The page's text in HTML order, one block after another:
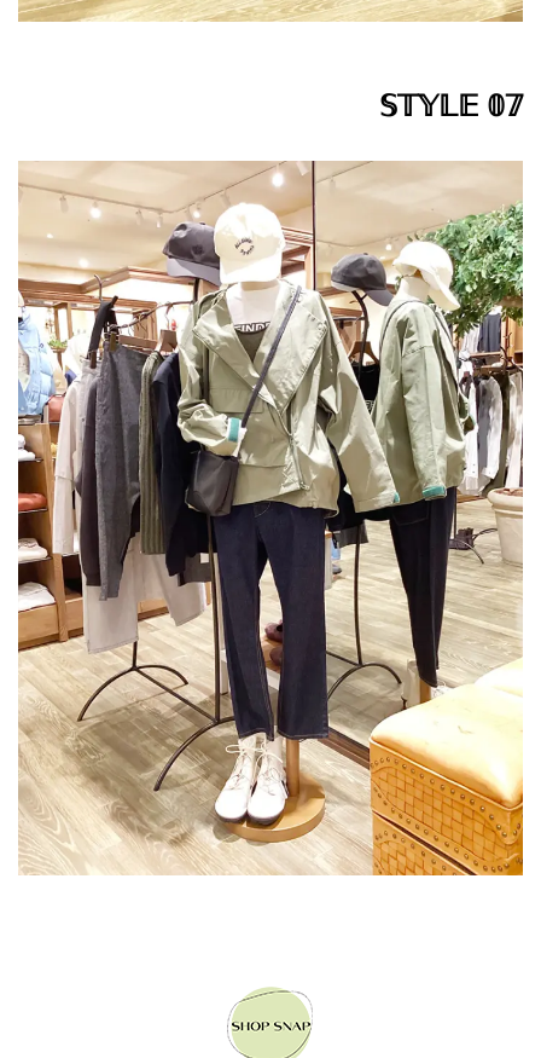
𝕊𝕋𝕐𝕃𝔼 𝟘𝟟